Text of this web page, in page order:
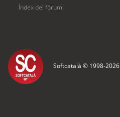
Índex del fòrum
Softcatalà © 1998-2026